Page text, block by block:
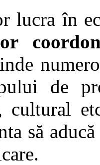
lucra în
de
cultural
să